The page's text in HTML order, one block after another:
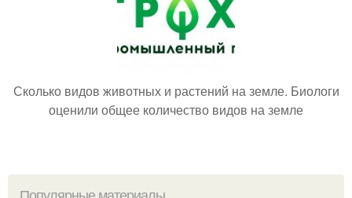
Сколько видов животных и растений на земле. Биологи
оценили общее количество видов на земле